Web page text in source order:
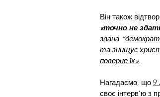
Він також
«точно не
звана “
та знищує
поверне їх».
Нагадаємо, що 9
своє інтерв’ю з